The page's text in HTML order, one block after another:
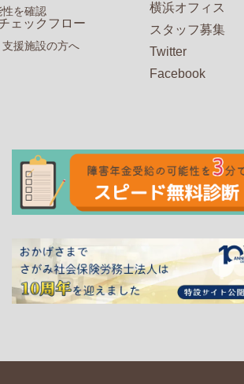
を確認
ェックフロー
支援施設の方へ
横浜オフィス
スタッフ募集
Twitter
Facebook